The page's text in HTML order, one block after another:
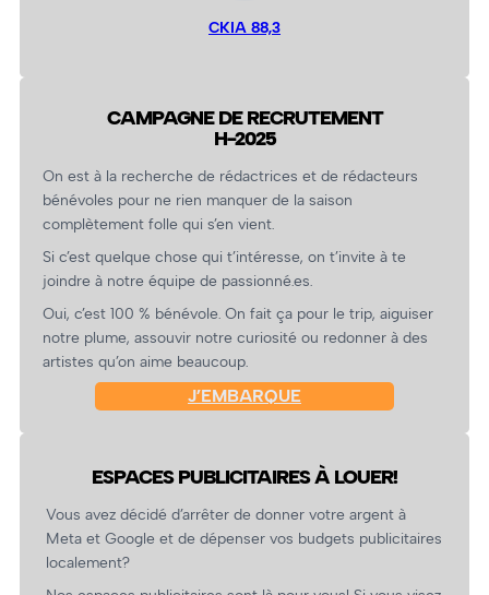
CKIA 88,3
CAMPAGNE DE RECRUTEMENT
H-2025
On est à la recherche de rédactrices et de rédacteurs
bénévoles pour ne rien manquer de la saison
complètement folle qui s’en vient.
Si c’est quelque chose qui t’intéresse, on t’invite à te
joindre à notre équipe de passionné.es.
Oui, c’est 100 % bénévole. On fait ça pour le trip, aiguiser
notre plume, assouvir notre curiosité ou redonner à des
artistes qu’on aime beaucoup.
J’EMBARQUE
ESPACES PUBLICITAIRES À LOUER!
Vous avez décidé d’arrêter de donner votre argent à
Meta et Google et de dépenser vos budgets publicitaires
localement?